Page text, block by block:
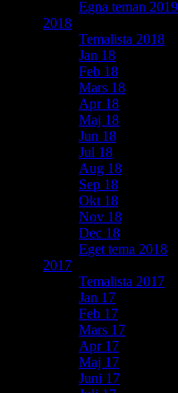
Egna teman 2019
2018
Temalista 2018
Jan 18
Feb 18
Mars 18
Apr 18
Maj 18
Jun 18
Jul 18
Aug 18
Sep 18
Okt 18
Nov 18
Dec 18
Eget tema 2018
2017
Temalista 2017
Jan 17
Feb 17
Mars 17
Apr 17
Maj 17
Juni 17